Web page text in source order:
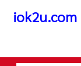
iok2u.com